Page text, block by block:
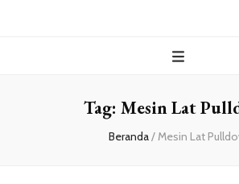
Tag: Mesin Lat
Beranda/Mesin Lat